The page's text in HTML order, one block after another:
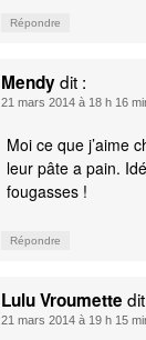
Répondre
Mendydit :
21 mars 2014 à 18 h 16
Moi ce que j’aime
leur pâte a pain.
fougasses !
Répondre
Lulu Vroumette
21 mars 2014 à 19 h 15